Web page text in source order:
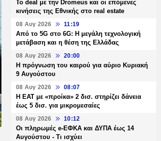
Το deal με την Dromeus και οι επόμενες
κινήσεις της Εθνικής στο real estate
08 Αυγ 2026 11:19
Από το 5G στο 6G: Η μεγάλη τεχνολογική
μετάβαση και η θέση της Ελλάδας
08 Αυγ 2026 20:00
Η πρόγνωση του καιρού για αύριο Κυριακή
9 Αυγούστου
08 Αυγ 2026 08:07
Η ΕΑΤ με «προίκα» 2 δισ. στηρίζει δάνεια
έως 5 δισ. για μικρομεσαίες
08 Αυγ 2026 10:12
Οι πληρωμές e-ΕΦΚΑ και ΔΥΠΑ έως 14
Αυγούστου - Τι ισχύει